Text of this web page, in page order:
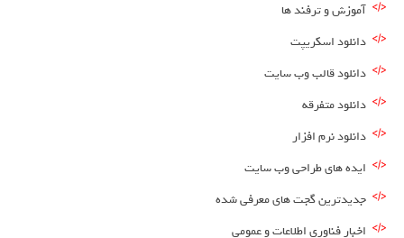
آموزش و ترفند ها
دانلود اسکریپت
دانلود قالب وب سایت
دانلود متفرقه
دانلود نرم افزار
ایده های طراحی وب سایت
جدیدترین گجت های معرفی شده
اخبار فناوری اطلاعات و عمومی